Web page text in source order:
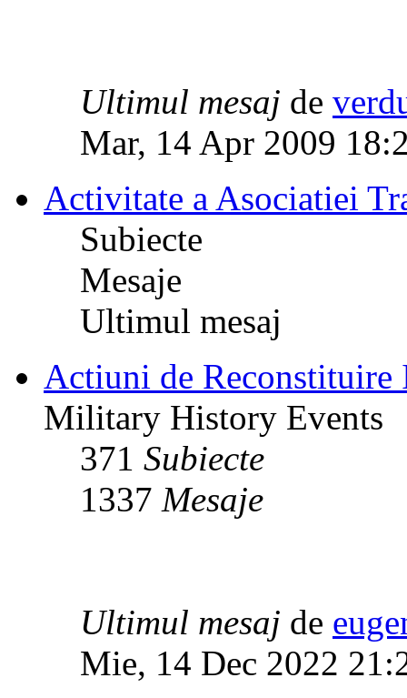
Ultimul mesaj de
Mar, 14 Apr 2009
Activitate a Asociatiei
Subiecte
Mesaje
Ultimul mesaj
Actiuni de
Military History Events
371 Subiecte
1337 Mesaje
Ultimul mesaj de
Mie, 14 Dec 2022